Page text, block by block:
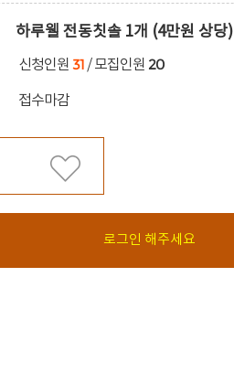
하루웰 전동칫솔 1개 (4만원 상당)
신청인원 31 / 모집인원 20
접수마감
로그인 해주세요